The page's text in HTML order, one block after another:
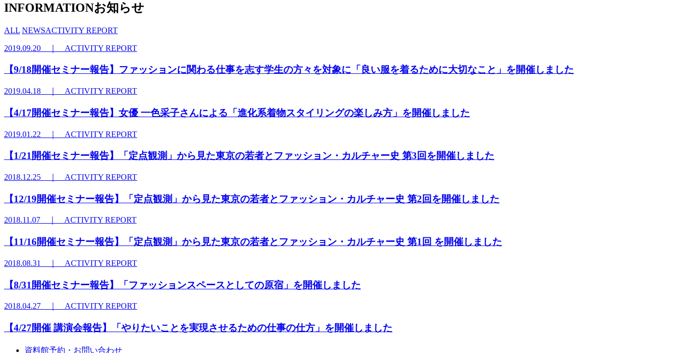
INFORMATIONお知らせ
ALL NEWSACTIVITY REPORT
2019.09.20 ｜ ACTIVITY REPORT
【9/18開催セミナー報告】ファッションに関わる仕事を志す学生の方々を対象に「良い服を着るために大切なこと」を開催しました
2019.04.18 ｜ ACTIVITY REPORT
【4/17開催セミナー報告】女優 一色采子さんによる「進化系着物スタイリングの楽しみ方」を開催しました
2019.01.22 ｜ ACTIVITY REPORT
【1/21開催セミナー報告】「定点観測」から見た東京の若者とファッション・カルチャー史 第3回を開催しました
2018.12.25 ｜ ACTIVITY REPORT
【12/19開催セミナー報告】「定点観測」から見た東京の若者とファッション・カルチャー史 第2回を開催しました
2018.11.07 ｜ ACTIVITY REPORT
【11/16開催セミナー報告】「定点観測」から見た東京の若者とファッション・カルチャー史 第1回 を開催しました
2018.08.31 ｜ ACTIVITY REPORT
【8/31開催セミナー報告】「ファッションスペースとしての原宿」を開催しました
2018.04.27 ｜ ACTIVITY REPORT
【4/27開催 講演会報告】「やりたいことを実現させるための仕事の仕方」を開催しました
資料館予約・お問い合わせ